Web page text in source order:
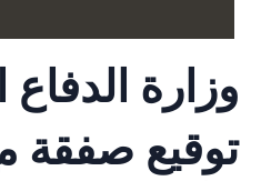
وزارة الدفاع
توقيع صفقة